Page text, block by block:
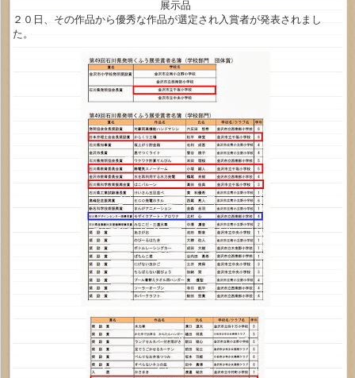
展示品
２０日、その作品から優秀な作品が選定され入賞者が発表されまし
た。